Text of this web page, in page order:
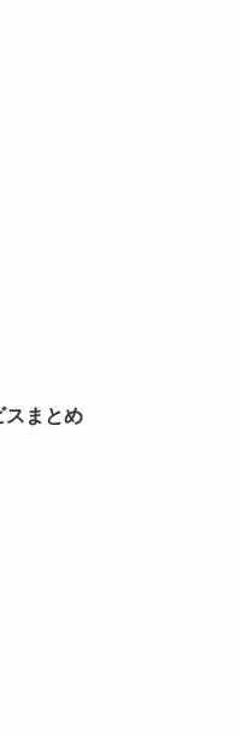
スまとめ